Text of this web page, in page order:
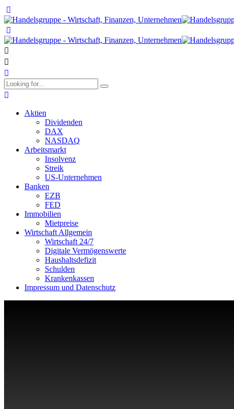
Aktien
Dividenden
DAX
NASDAQ
Arbeitsmarkt
Insolvenz
Streik
US-Unternehmen
Banken
EZB
FED
Immobilien
Mietpreise
Wirtschaft Allgemein
Wirtschaft 24/7
Digitale Vermögenswerte
Haushaltsdefizit
Schulden
Krankenkassen
Impressum und Datenschutz